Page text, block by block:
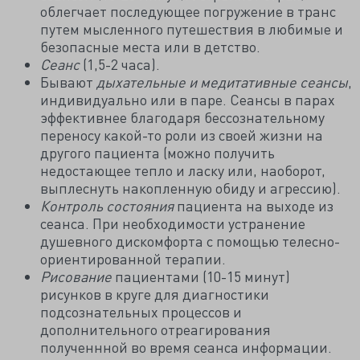
облегчает последующее погружение в транс
путем мысленного путешествия в любимые и
безопасные места или в детство.
Сеанс(1,5-2 часа).
Бывают дыхательные и медитативные сеансы,
индивидуально или в паре. Сеансы в парах
эффективнее благодаря бессознательному
переносу какой-то роли из своей жизни на
другого пациента (можно получить
недостающее тепло и ласку или, наоборот,
выплеснуть накопленную обиду и агрессию).
Контроль состоянияпациента на выходе из
сеанса. При необходимости устранение
душевного дискомфорта с помощью телесно-
ориентированной терапии.
Рисование пациентами (10-15 минут)
рисунков в круге для диагностики
подсознательных процессов и
дополнительного отреагирования
полученнной во время сеанса информации.